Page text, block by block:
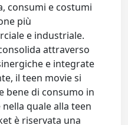
consumi e costumi
più
e industriale.
attraverso
e integrate
il teen movie si
bene di consumo in
quale alla teen
è riservata una